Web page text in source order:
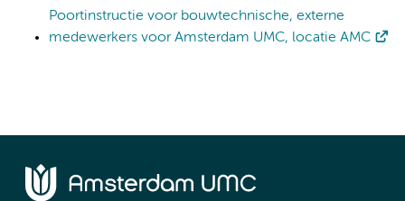
Poortinstructie voor bouwtechnische, externe
medewerkers voor Amsterdam UMC, locatie AMC